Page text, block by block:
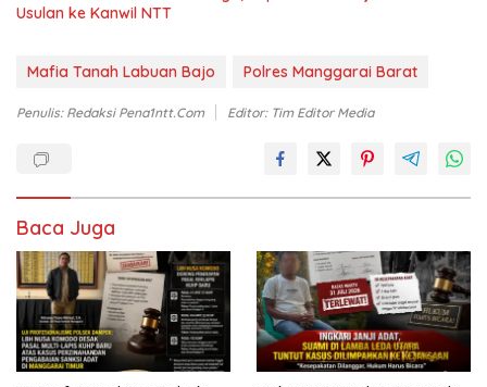
Usulan ke Kanwil NTT
Mafia Tanah Labuan Bajo Polres Manggarai Barat
Penulis: Redaksi Pena1ntt.com Editor: Tim Editor Media
Baca Juga